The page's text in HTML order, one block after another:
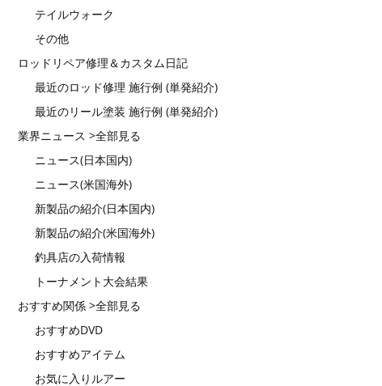
テイルウォーク
その他
ロッドリペア修理＆カスタム日記
最近のロッド修理 施行例 (単発紹介)
最近のリール塗装 施行例 (単発紹介)
業界ニュース >全部見る
ニュース(日本国内)
ニュース(米国海外)
新製品の紹介(日本国内)
新製品の紹介(米国海外)
釣具店の入荷情報
トーナメント大会結果
おすすめ関係 >全部見る
おすすめDVD
おすすめアイテム
お気に入りルアー